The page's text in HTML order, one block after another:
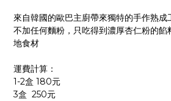
來自韓國的歐巴主廚帶來獨特的手作熟成
不加任何麵粉，只吃得到濃厚杏仁粉的
地食材
運費計算：
1-2盒 180元
3盒  250元